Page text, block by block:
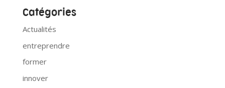
Catégories
Actualités
entreprendre
former
innover